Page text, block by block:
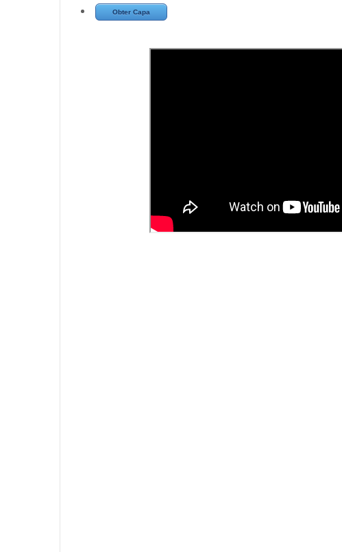
Obter Capa